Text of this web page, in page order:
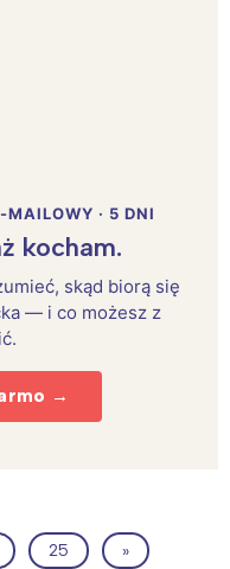
· 5 DNI
kocham.
skąd biorą się
— i co możesz z
→
25 »